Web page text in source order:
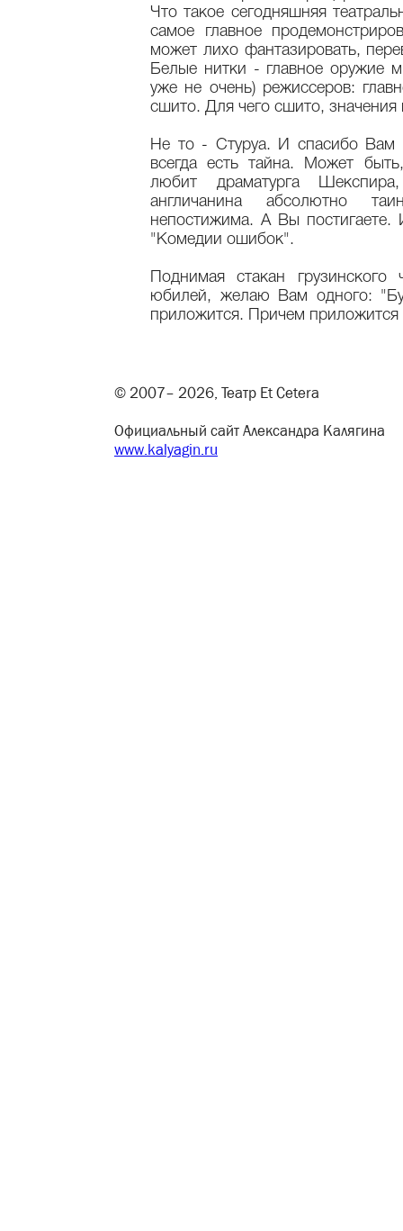
Что такое сегодняшняя
самое главное
может лихо фантазировать,
Белые нитки - главное оружие
уже не очень) режиссеров:
сшито. Для чего сшито, значения
Не то - Стуруа. И спасибо Вам
всегда есть тайна. Может
любит драматурга
англичанина абсолютно
непостижима. А Вы
"Комедии ошибок".
Поднимая стакан
юбилей, желаю Вам одного:
приложится. Причем приложится
© 2007– 2026, Театр Et Cetera
Официальный сайт Александра Калягина
www.kalyagin.ru